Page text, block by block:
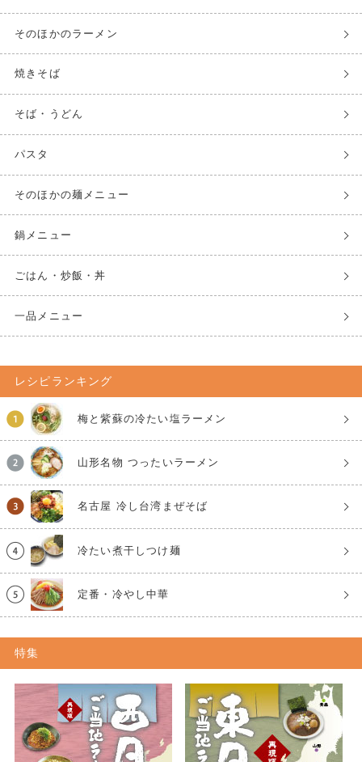
そのほかのラーメン
焼きそば
そば・うどん
パスタ
そのほかの麺メニュー
鍋メニュー
ごはん・炒飯・丼
一品メニュー
レシピランキング
梅と紫蘇の冷たい塩ラーメン
山形名物 つったいラーメン
名古屋 冷し台湾まぜそば
冷たい煮干しつけ麺
定番・冷やし中華
特集